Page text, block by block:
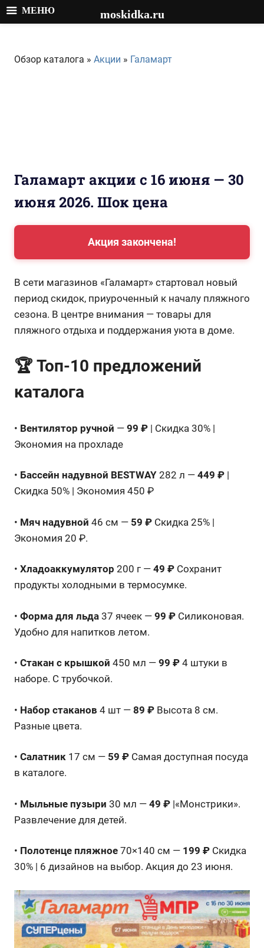
содержимому
Обзор каталога » Акции » Галамарт
Галамарт акции с 16 июня — 30
июня 2026. Шок цена
Акция закончена!
В сети магазинов «Галамарт» стартовал новый
период скидок, приуроченный к началу пляжного
сезона. В центре внимания — товары для
пляжного отдыха и поддержания уюта в доме.
🏆 Топ-10 предложений
каталога
• Вентилятор ручной — 99 ₽ | Скидка 30% |
Экономия на прохладе
• Бассейн надувной BESTWAY 282 л — 449 ₽ |
Скидка 50% | Экономия 450 ₽
• Мяч надувной 46 см — 59 ₽ Скидка 25% |
Экономия 20 ₽.
• Хладоаккумулятор 200 г — 49 ₽ Сохранит
продукты холодными в термосумке.
• Форма для льда 37 ячеек — 99 ₽ Силиконовая.
Удобно для напитков летом.
• Стакан с крышкой 450 мл — 99 ₽ 4 штуки в
наборе. С трубочкой.
• Набор стаканов 4 шт — 89 ₽ Высота 8 см.
Разные цвета.
• Салатник 17 см — 59 ₽ Самая доступная посуда
в каталоге.
• Мыльные пузыри 30 мл — 49 ₽ |«Монстрики».
Развлечение для детей.
• Полотенце пляжное 70×140 см — 199 ₽ Скидка
30% | 6 дизайнов на выбор. Акция до 23 июня.
МЕНЮ moskidka.ru